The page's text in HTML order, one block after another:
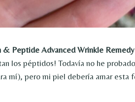
& Peptide Advanced Wrinkle
los péptidos! Todavía no he
mí), pero mi piel debería amar esta